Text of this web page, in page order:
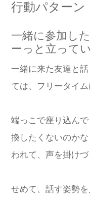
行動パターン
一緒に参加し
ーっと立って
一緒に来た友達と
ては、フリータイ
端っこで座り込ん
換したくないのか
われて、声を掛けづ
せめて、話す姿勢を